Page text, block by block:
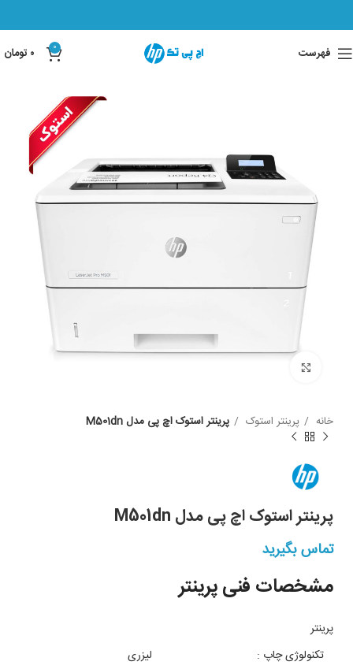
فهرست 0 ۰ تومان
خانه پرینتر استوک پرینتر استوک اچ پی مدل M501dn
پرینتر استوک اچ پی مدل M501dn
تماس بگیرید
مشخصات فنی پرینتر
پرینتر
تکنولوژی چاپ :
لیزری